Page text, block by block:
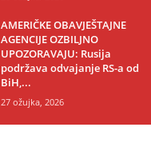
AMERIČKE OBAVJEŠTAJNE
AGENCIJE OZBILJNO
UPOZORAVAJU: Rusija
podržava odvajanje RS-a od
BiH,...
27 ožujka, 2026